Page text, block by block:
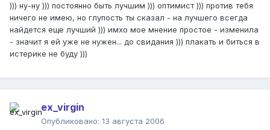
))) ну-ну ))) постоянно быть лучшим ))) оптимист ))) против тебя
ничего не имею, но глупость ты сказал - на лучшего всегда
найдется еще лучший ))) имхо мое мнение простое - изменила
- значит я ей уже не нужен... до свидания ))) плакать и биться в
истерике не буду )))
ex_virgin
Опубликовано: 13 августа 2006